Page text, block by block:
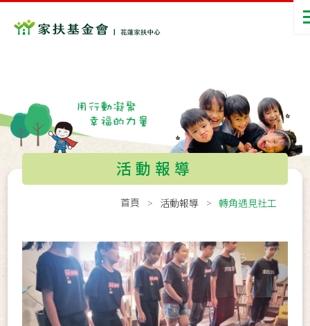
活動報導
首頁 活動報導 轉角遇見社工